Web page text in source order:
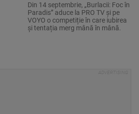
Din 14 septembrie, „Burlacii: Foc în
Paradis” aduce la PRO TV și pe
VOYO o competiție în care iubirea
și tentația merg mână în mână.